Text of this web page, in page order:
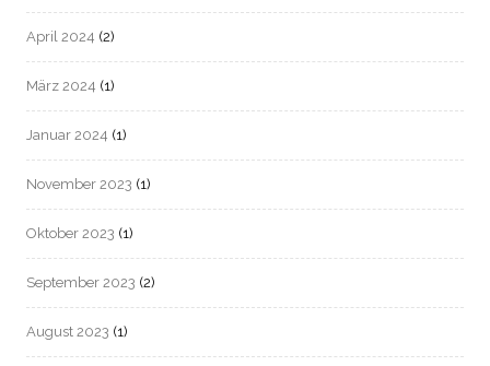
April 2024 (2)
März 2024 (1)
Januar 2024 (1)
November 2023 (1)
Oktober 2023 (1)
September 2023 (2)
August 2023 (1)